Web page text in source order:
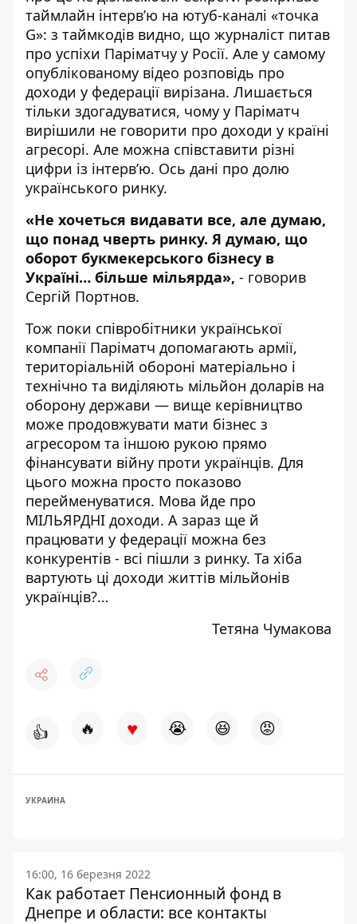
таймлайн інтерв’ю на ютуб-каналі «точка
G»: з таймкодів видно, що журналіст питав
про успіхи Паріматчу у Росії. Але у самому
опублікованому відео розповідь про
доходи у федерації вирізана. Лишається
тільки здогадуватися, чому у Паріматч
вирішили не говорити про доходи у країні
агресорі. Але можна співставити різні
цифри із інтерв’ю. Ось дані про долю
українського ринку.
«Не хочеться видавати все, але думаю,
що понад чверть ринку. Я думаю, що
оборот букмекерського бізнесу в
Україні… більше мільярда», - говорив
Сергій Портнов.
Тож поки співробітники української
компанії Паріматч допомагають армії,
територіальній обороні матеріально і
технічно та виділяють мільйон доларів на
оборону держави — вище керівництво
може продовжувати мати бізнес з
агресором та іншою рукою прямо
фінансувати війну проти українців. Для
цього можна просто показово
перейменуватися. Мова йде про
МІЛЬЯРДНІ доходи. А зараз ще й
працювати у федерації можна без
конкурентів - всі пішли з ринку. Та хіба
вартують ці доходи життів мільйонів
українців?…
Тетяна Чумакова
👍 🔥 ♥ 😭 😆 😡
УКРАИНА
16:00, 16 березня 2022
Как работает Пенсионный фонд в
Днепре и области: все контакты